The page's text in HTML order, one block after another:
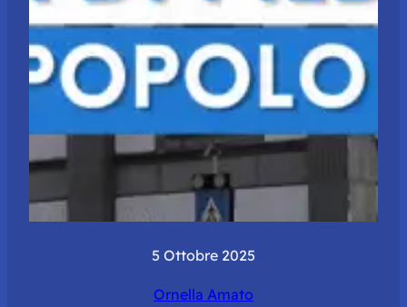
5 Ottobre 2025
Ornella Amato